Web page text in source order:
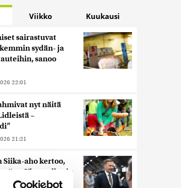
Viikko Kuukausi
sairastuvat
sydän- ja
sanoo
22:01
nyt näitä
–
21:21
Siika-aho kertoo,
on Ylen gallupin
uutinen –